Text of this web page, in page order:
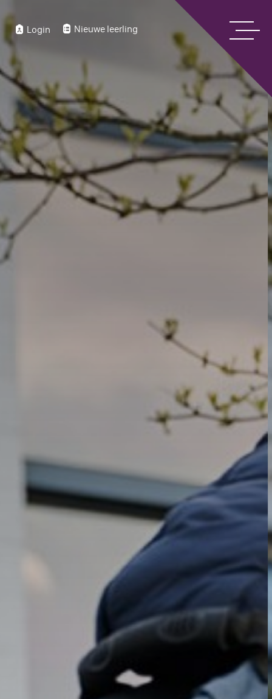
Home
Over ons
Begeleiding en ondersteuning
Werken bij Carmelcollege Emmen
Groep7&8
Opleidingen
Vrijeschoolroute Vasalis
Eerste weken op het Carmel
Carmelbrochure
Inloggen Leerlingenportaal
Aanmelden
Login Nieuwe leerling